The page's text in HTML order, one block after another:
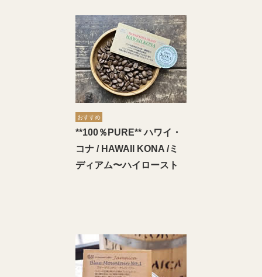
おすすめ
**100％PURE** ハワイ・
コナ / HAWAII KONA /ミ
ディアム〜ハイロースト